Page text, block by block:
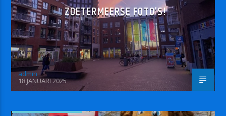
ZOETERMEERSE FOTO’S!
admin
18 JANUARI 2025